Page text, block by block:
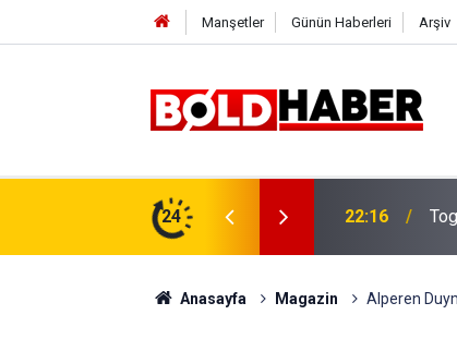
Manşetler Günün Haberleri Arşiv
24 19:32
Anasayfa Magazin Alperen